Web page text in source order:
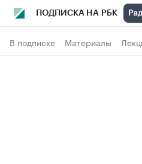
ПОДПИСКА НА РБК
В подписке Материалы